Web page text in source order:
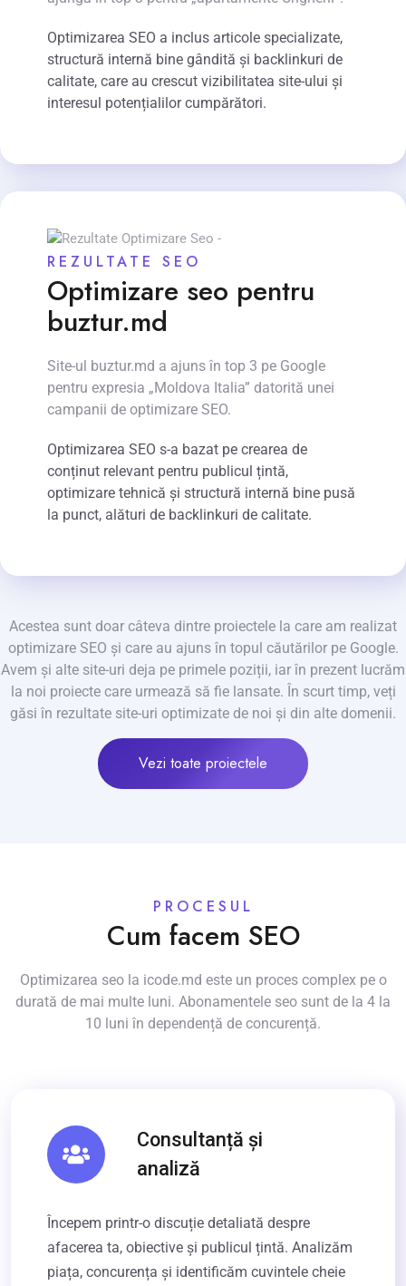
Optimizarea SEO a inclus articole specializate,
structură internă bine gândită și backlinkuri de
calitate, care au crescut vizibilitatea site-ului și
interesul potențialilor cumpărători.
REZULTATE SEO
Optimizare seo pentru
buztur.md
Site-ul buztur.md a ajuns în top 3 pe Google
pentru expresia „Moldova Italia” datorită unei
campanii de optimizare SEO.
Optimizarea SEO s-a bazat pe crearea de
conținut relevant pentru publicul țintă,
optimizare tehnică și structură internă bine pusă
la punct, alături de backlinkuri de calitate.
Acestea sunt doar câteva dintre proiectele la care am realizat
optimizare SEO și care au ajuns în topul căutărilor pe Google.
Avem și alte site-uri deja pe primele poziții, iar în prezent lucrăm
la noi proiecte care urmează să fie lansate. În scurt timp, veți
găsi în rezultate site-uri optimizate de noi și din alte domenii.
Vezi toate proiectele
PROCESUL
Cum facem SEO
Optimizarea seo la icode.md este un proces complex pe o
durată de mai multe luni. Abonamentele seo sunt de la 4 la
10 luni în dependență de concurență.
Consultanță și
analiză
Începem printr-o discuție detaliată despre
afacerea ta, obiective și publicul țintă. Analizăm
piața, concurența și identificăm cuvintele cheie